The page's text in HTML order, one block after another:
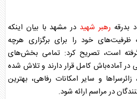
بدرقه رهبر شهید در مشهد با بیان اینکه
خود را برای برگزاری هرچه
گرفته است، تصریح کرد: تمامی بخش‌های
در آماده‌باش کامل قرار دارند و تلاش شده
و سایر امکانات رفاهی، بهترین
در مراسم ارائه شود.